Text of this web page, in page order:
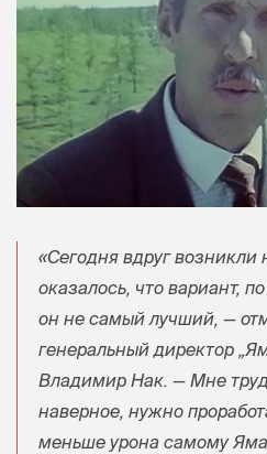
«Сегодня вдруг возникли
оказалось, что вариант,
он не самый лучший, —
генеральный директор
Владимир Нак. — Мне
наверное, нужно
меньше урона самому